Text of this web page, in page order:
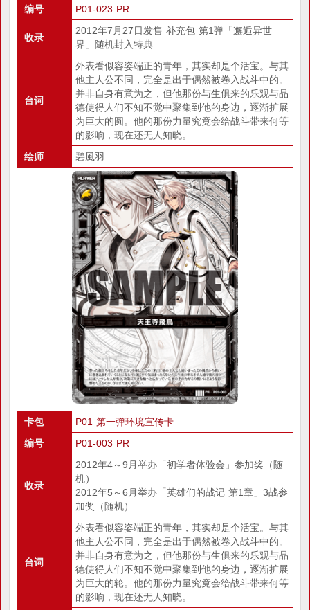
编号
P01-023 PR
收录
2012年7月27日发售 补充包 第1弹「邂逅异世
界」随机封入特典
台词
外表看似容姿端正的青年，其实却是个活宝。与其
他主人公不同，完全是出于偶然被卷入战斗中的。
并非自身有意为之，但他那份与生俱来的乐观与品
德使得人们不知不觉中聚集到他的身边，逐渐扩展
为巨大的圆。他的那份力量究竟会给战斗带来何等
的影响，现在还无人知晓。
绘师
碧風羽
卡包
P01 第一弹环境宣传卡
编号
P01-003 PR
收录
2012年4～9月举办「初学者体验会」参加奖（随
机）
2012年5～6月举办「英雄们的战记 第1章」3战参
加奖（随机）
台词
外表看似容姿端正的青年，其实却是个活宝。与其
他主人公不同，完全是出于偶然被卷入战斗中的。
并非自身有意为之，但他那份与生俱来的乐观与品
德使得人们不知不觉中聚集到他的身边，逐渐扩展
为巨大的轮。他的那份力量究竟会给战斗带来何等
的影响，现在还无人知晓。